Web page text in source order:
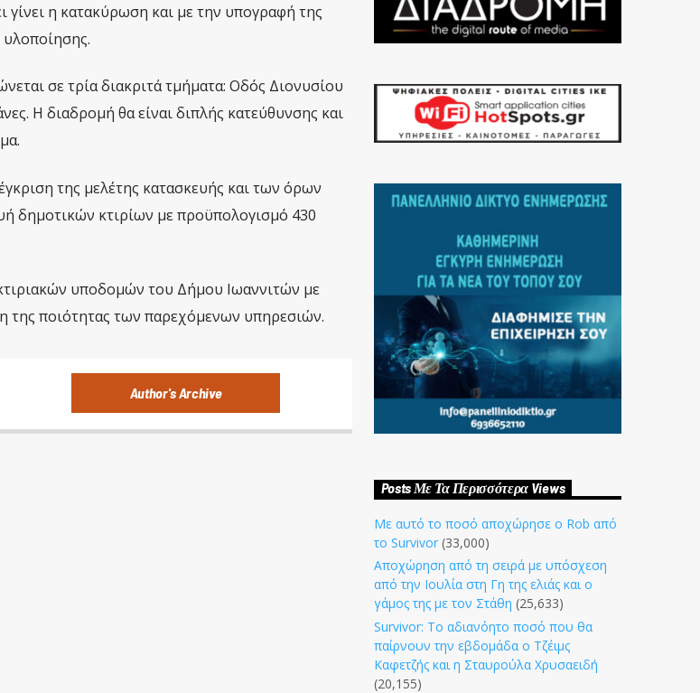
γίνει η κατακύρωση και με την υπογραφή της
σε τρία διακριτά τμήματα: Οδός Διονυσίου
Η διαδρομή θα είναι διπλής κατεύθυνσης και
της μελέτης κατασκευής και των όρων
δημοτικών κτιρίων με προϋπολογισμό 430
υποδομών του Δήμου Ιωαννιτών με
της ποιότητας των παρεχόμενων υπηρεσιών.
Author's Archive
Posts Με Τα Περισσότερα Views
Με αυτό το ποσό αποχώρησε ο Rob από
το Survivor (33,000)
Αποχώρηση από τη σειρά με υπόσχεση
από την Ιουλία στη Γη της ελιάς και ο
γάμος της με τον Στάθη (25,633)
Survivor: Το αδιανόητο ποσό που θα
παίρνουν την εβδομάδα ο Τζέιμς
Καφετζής και η Σταυρούλα Χρυσαειδή
(20,155)